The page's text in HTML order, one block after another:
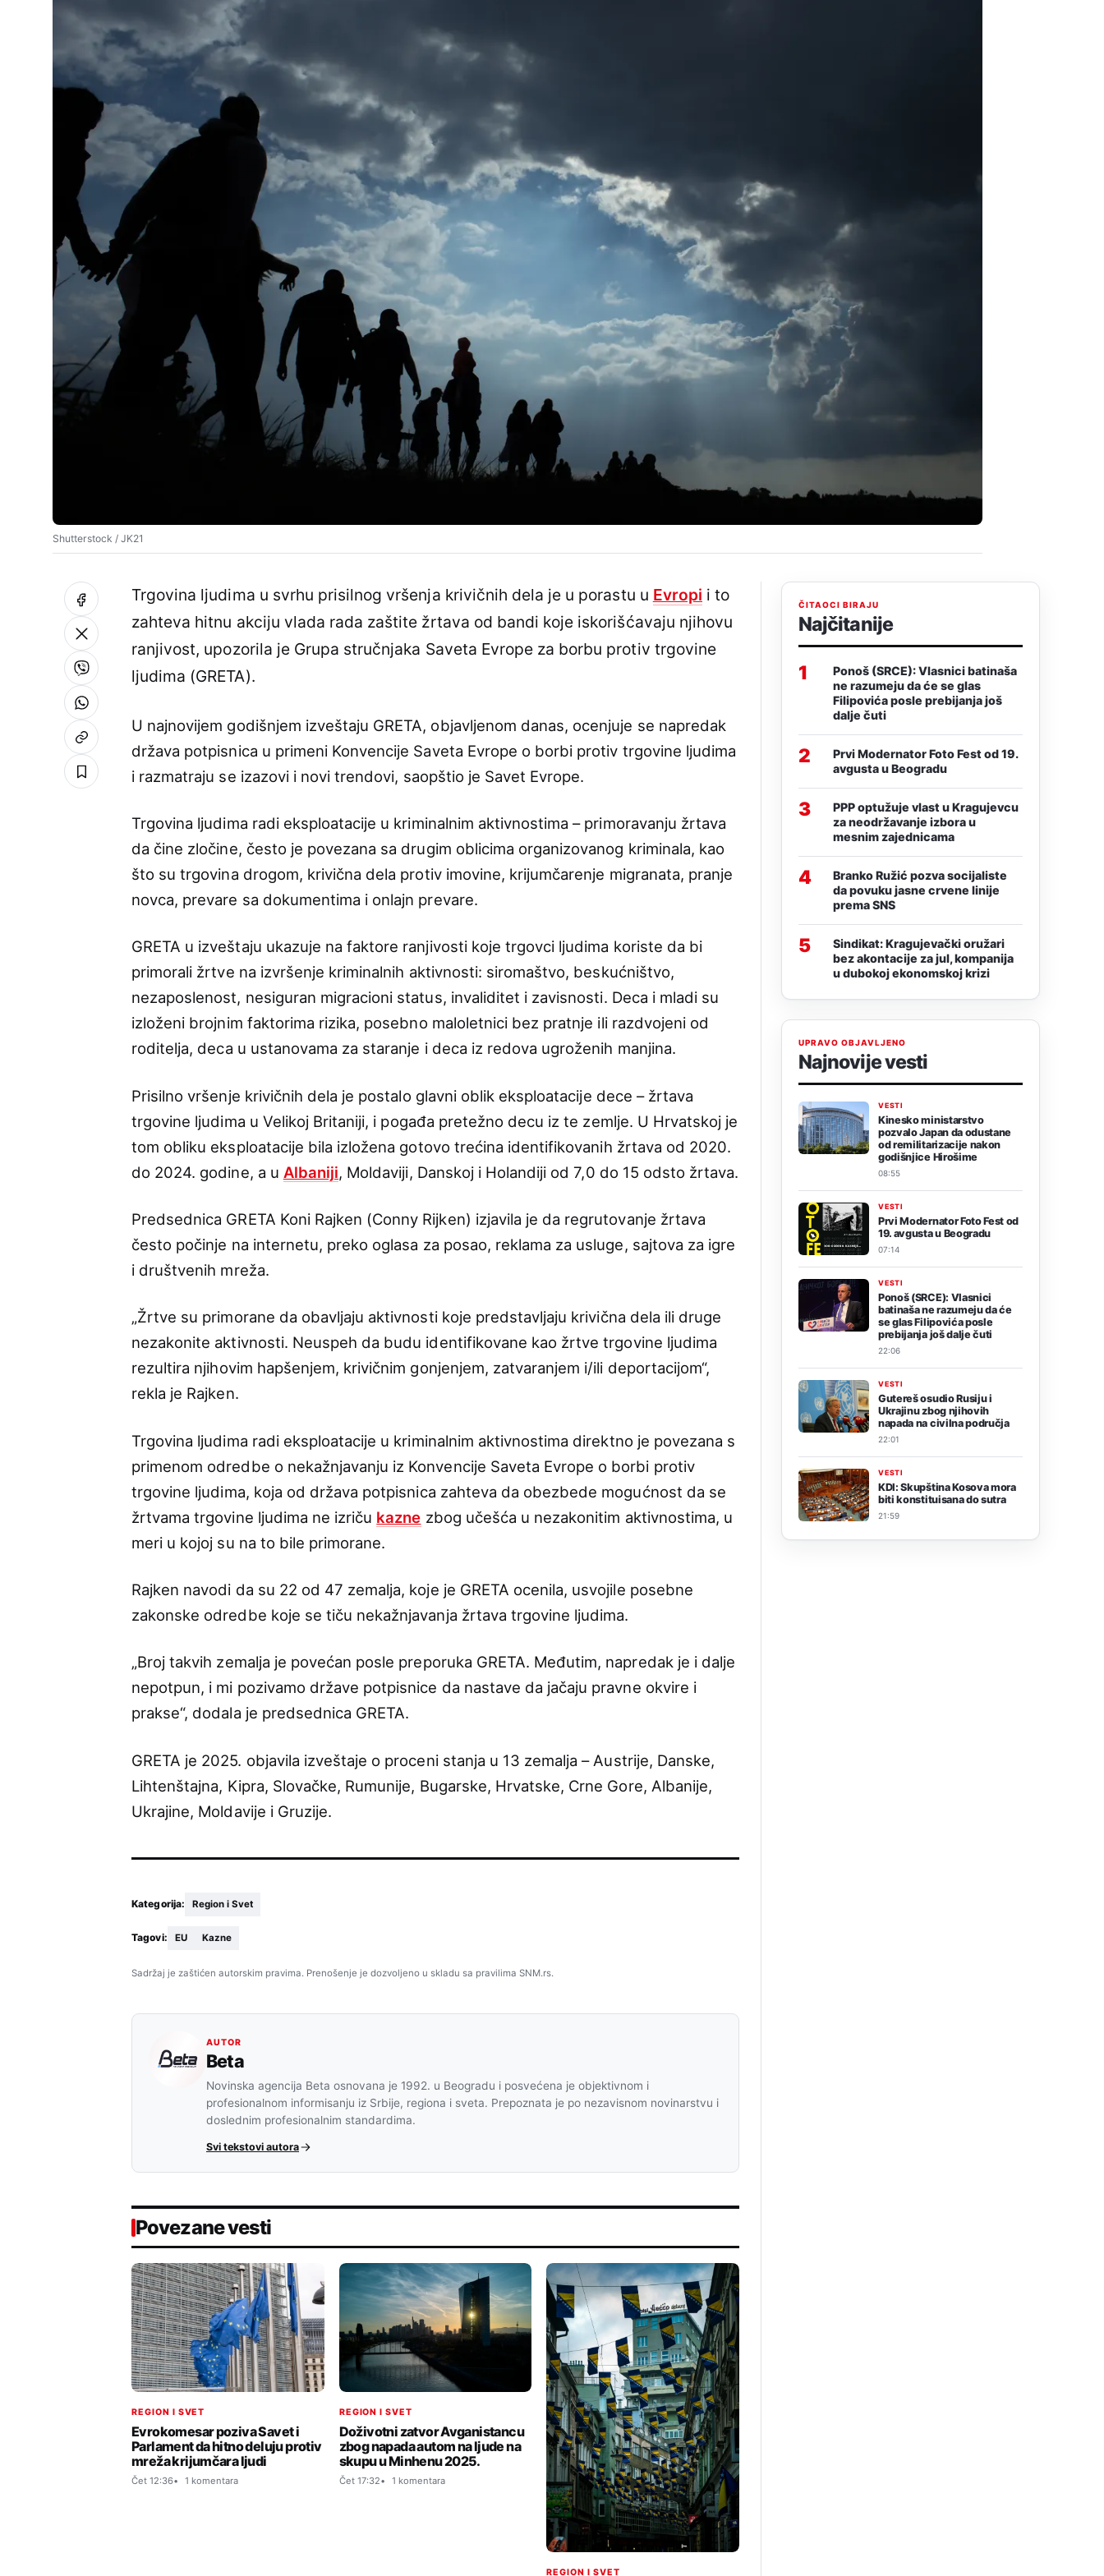
Shutterstock / JK21
Trgovina ljudima u svrhu prisilnog vršenja krivičnih dela je u porastu u Evropi i to
zahteva hitnu akciju vlada rada zaštite žrtava od bandi koje iskorišćavaju njihovu
ranjivost, upozorila je Grupa stručnjaka Saveta Evrope za borbu protiv trgovine
ljudima (GRETA).
U najnovijem godišnjem izveštaju GRETA, objavljenom danas, ocenjuje se napredak
država potpisnica u primeni Konvencije Saveta Evrope o borbi protiv trgovine ljudima
i razmatraju se izazovi i novi trendovi, saopštio je Savet Evrope.
Trgovina ljudima radi eksploatacije u kriminalnim aktivnostima – primoravanju žrtava
da čine zločine, često je povezana sa drugim oblicima organizovanog kriminala, kao
što su trgovina drogom, krivična dela protiv imovine, krijumčarenje migranata, pranje
novca, prevare sa dokumentima i onlajn prevare.
GRETA u izveštaju ukazuje na faktore ranjivosti koje trgovci ljudima koriste da bi
primorali žrtve na izvršenje kriminalnih aktivnosti: siromaštvo, beskućništvo,
nezaposlenost, nesiguran migracioni status, invaliditet i zavisnosti. Deca i mladi su
izloženi brojnim faktorima rizika, posebno maloletnici bez pratnje ili razdvojeni od
roditelja, deca u ustanovama za staranje i deca iz redova ugroženih manjina.
Prisilno vršenje krivičnih dela je postalo glavni oblik eksploatacije dece – žrtava
trgovine ljudima u Velikoj Britaniji, i pogađa pretežno decu iz te zemlje. U Hrvatskoj je
tom obliku eksploatacije bila izložena gotovo trećina identifikovanih žrtava od 2020.
do 2024. godine, a u Albaniji, Moldaviji, Danskoj i Holandiji od 7,0 do 15 odsto žrtava.
Predsednica GRETA Koni Rajken (Conny Rijken) izjavila je da regrutovanje žrtava
često počinje na internetu, preko oglasa za posao, reklama za usluge, sajtova za igre
i društvenih mreža.
„Žrtve su primorane da obavljaju aktivnosti koje predstavljaju krivična dela ili druge
nezakonite aktivnosti. Neuspeh da budu identifikovane kao žrtve trgovine ljudima
rezultira njihovim hapšenjem, krivičnim gonjenjem, zatvaranjem i/ili deportacijom“,
rekla je Rajken.
Trgovina ljudima radi eksploatacije u kriminalnim aktivnostima direktno je povezana s
primenom odredbe o nekažnjavanju iz Konvencije Saveta Evrope o borbi protiv
trgovine ljudima, koja od država potpisnica zahteva da obezbede mogućnost da se
žrtvama trgovine ljudima ne izriču kazne zbog učešća u nezakonitim aktivnostima, u
meri u kojoj su na to bile primorane.
Rajken navodi da su 22 od 47 zemalja, koje je GRETA ocenila, usvojile posebne
zakonske odredbe koje se tiču nekažnjavanja žrtava trgovine ljudima.
„Broj takvih zemalja je povećan posle preporuka GRETA. Međutim, napredak je i dalje
nepotpun, i mi pozivamo države potpisnice da nastave da jačaju pravne okvire i
prakse“, dodala je predsednica GRETA.
GRETA je 2025. objavila izveštaje o proceni stanja u 13 zemalja – Austrije, Danske,
Lihtenštajna, Kipra, Slovačke, Rumunije, Bugarske, Hrvatske, Crne Gore, Albanije,
Ukrajine, Moldavije i Gruzije.
Kategorija: Region i Svet
Tagovi: EU Kazne
Sadržaj je zaštićen autorskim pravima. Prenošenje je dozvoljeno u skladu sa pravilima SNM.rs.
AUTOR
Beta
Novinska agencija Beta osnovana je 1992. u Beogradu i posvećena je objektivnom i
profesionalnom informisanju iz Srbije, regiona i sveta. Prepoznata je po nezavisnom novinarstvu i
doslednim profesionalnim standardima.
Svi tekstovi autora
Povezane vesti
REGION I SVET
Evrokomesar poziva Savet i
Parlament da hitno deluju protiv
mreža krijumčara ljudi
Čet 12:36 1 komentara
REGION I SVET
Doživotni zatvor Avganistancu
zbog napada autom na ljude na
skupu u Minhenu 2025.
Čet 17:32 1 komentara
REGION I SVET
ČITAOCI BIRAJU
Najčitanije
1
Ponoš (SRCE): Vlasnici batinaša
ne razumeju da će se glas
Filipovića posle prebijanja još
dalje čuti
2
Prvi Modernator Foto Fest od 19.
avgusta u Beogradu
3
PPP optužuje vlast u Kragujevcu
za neodržavanje izbora u
mesnim zajednicama
4
Branko Ružić pozva socijaliste
da povuku jasne crvene linije
prema SNS
5
Sindikat: Kragujevački oružari
bez akontacije za jul, kompanija
u dubokoj ekonomskoj krizi
UPRAVO OBJAVLJENO
Najnovije vesti
VESTI
Kinesko ministarstvo
pozvalo Japan da odustane
od remilitarizacije nakon
godišnjice Hirošime
08:55
VESTI
Prvi Modernator Foto Fest od
19. avgusta u Beogradu
07:14
VESTI
Ponoš (SRCE): Vlasnici
batinaša ne razumeju da će
se glas Filipovića posle
prebijanja još dalje čuti
22:06
VESTI
Gutereš osudio Rusiju i
Ukrajinu zbog njihovih
napada na civilna područja
22:01
VESTI
KDI: Skupština Kosova mora
biti konstituisana do sutra
21:59